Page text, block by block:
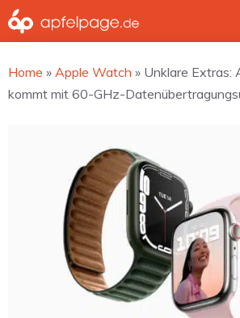
Zum
Inhalt
Home » Apple Watch » Unklare Extras:
kommt mit 60-GHz-